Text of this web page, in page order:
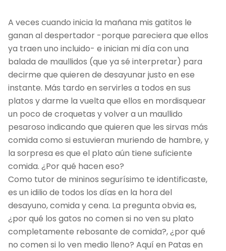
A veces cuando inicia la mañana mis gatitos le
ganan al despertador -porque pareciera que ellos
ya traen uno incluido- e inician mi día con una
balada de maullidos (que ya sé interpretar) para
decirme que quieren de desayunar justo en ese
instante. Más tardo en servirles a todos en sus
platos y darme la vuelta que ellos en mordisquear
un poco de croquetas y volver a un maullido
pesaroso indicando que quieren que les sirvas más
comida como si estuvieran muriendo de hambre, y
la sorpresa es que el plato aún tiene suficiente
comida. ¿Por qué hacen eso?
Como tutor de mininos segurísimo te identificaste,
es un idilio de todos los días en la hora del
desayuno, comida y cena. La pregunta obvia es,
¿por qué los gatos no comen si no ven su plato
completamente rebosante de comida?, ¿por qué
no comen si lo ven medio lleno? Aquí en Patas en